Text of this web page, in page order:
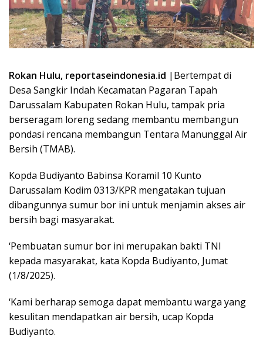
Rokan Hulu, reportaseindonesia.id |Bertempat di
Desa Sangkir Indah Kecamatan Pagaran Tapah
Darussalam Kabupaten Rokan Hulu, tampak pria
berseragam loreng sedang membantu membangun
pondasi rencana membangun Tentara Manunggal Air
Bersih (TMAB).
Kopda Budiyanto Babinsa Koramil 10 Kunto
Darussalam Kodim 0313/KPR mengatakan tujuan
dibangunnya sumur bor ini untuk menjamin akses air
bersih bagi masyarakat.
‘Pembuatan sumur bor ini merupakan bakti TNI
kepada masyarakat, kata Kopda Budiyanto, Jumat
(1/8/2025).
‘Kami berharap semoga dapat membantu warga yang
kesulitan mendapatkan air bersih, ucap Kopda
Budiyanto.